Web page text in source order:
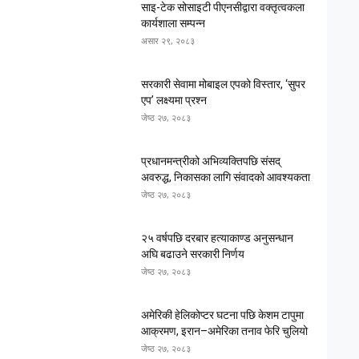
साइ-टेक सोसाइटी पीएनसीद्वारा वक्तृत्वकला
कार्यशाला सम्पन्न
असार २९, २०८३
सरकारी सेवामा मोबाइल एपको विस्तार, ‘सुपर
एप’ लक्ष्यमा प्रश्न
जेष्ठ २७, २०८३
प्रधानमन्त्रीको अभिव्यक्तिपछि संसद्
अवरुद्ध, निकासका लागि संवादको आवश्यकता
जेष्ठ २७, २०८३
२५ वर्षपछि दरबार हत्याकाण्ड अनुसन्धान
अघि बढाउने सरकारी निर्णय
जेष्ठ २७, २०८३
अमेरिकी हेलिकोप्टर घटना पछि केशम टापुमा
आक्रमण, इरान–अमेरिका तनाव फेरि चुलियो
जेष्ठ २७, २०८३